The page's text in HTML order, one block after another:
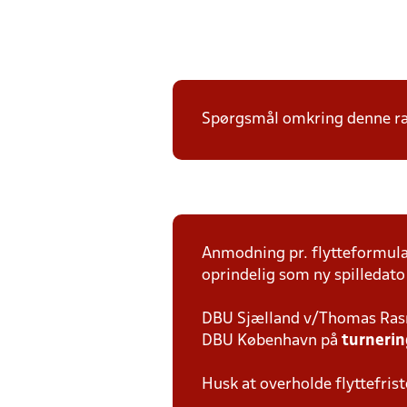
Spørgsmål omkring denne
Anmodning pr.
oprindelig som ny
DBU Sjælland v/Thomas
DBU København på
Husk at overholde